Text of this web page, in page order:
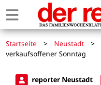
Startseite > Neustadt >
verkaufsoffener Sonntag
reporter Neustadt